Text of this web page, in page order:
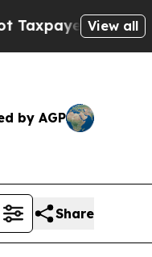
— the Chance to
View all
by AGP
Share